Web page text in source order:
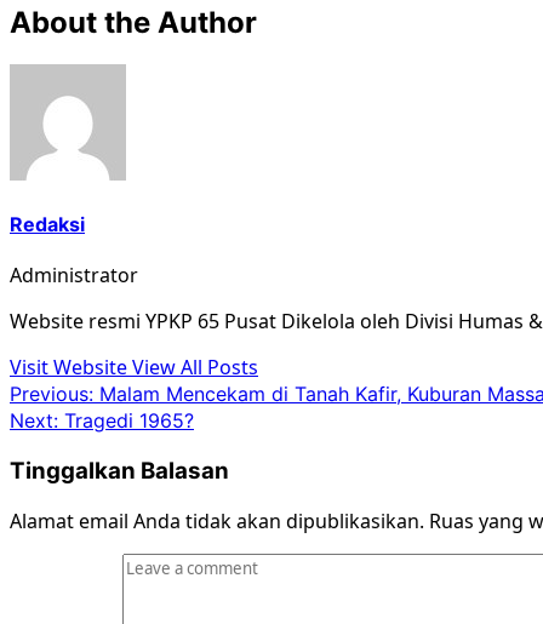
About the Author
Redaksi
Administrator
Website resmi YPKP 65 Pusat Dikelola oleh Divisi Humas
Visit WebsiteView All Posts
Post
navigation
Previous: Malam Mencekam di Tanah Kafir, Kuburan
Next: Tragedi 1965?
Tinggalkan Balasan
Alamat email Anda tidak akan dipublikasikan. Ruas yang